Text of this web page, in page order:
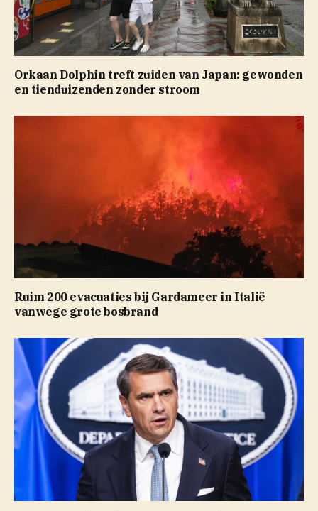
Orkaan Dolphin treft zuiden van Japan: gewonden
en tienduizenden zonder stroom
Ruim 200 evacuaties bij Gardameer in Italië
vanwege grote bosbrand